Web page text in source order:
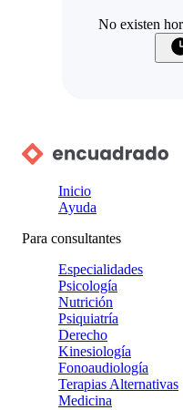
No existen
Inicio
Ayuda
Para consultantes
Especialidades
Psicología
Nutrición
Psiquiatría
Derecho
Kinesiología
Fonoaudiología
Terapias Alternativas
Medicina